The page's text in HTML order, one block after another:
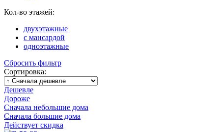
Кол-во этажей:
двухэтажные
с мансардой
одноэтажные
Сбросить фильтр
Сортировка:
Дешевле
Дороже
Сначала небольшие дома
Сначала большие дома
Действует скидка